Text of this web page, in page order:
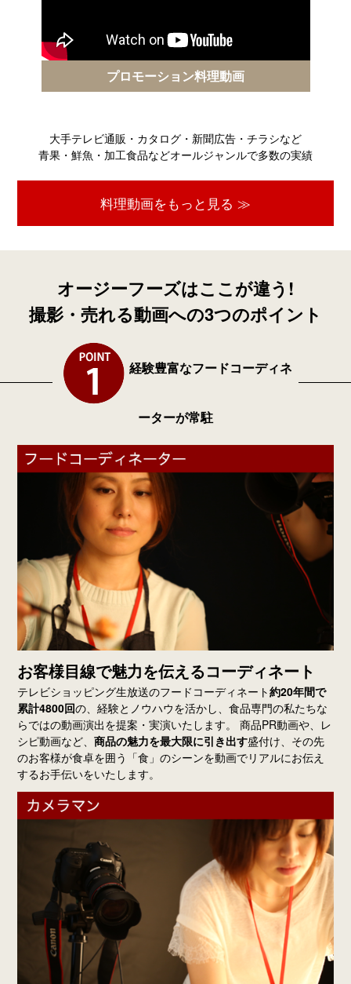
プロモーション料理動画
大手テレビ通販・カタログ・新聞広告・チラシなど
青果・鮮魚・加工食品などオールジャンルで多数の実績
料理動画をもっと見る ≫
オージーフーズはここが違う!
撮影・売れる動画への3つのポイント
経験豊富なフードコーディネ
ーターが常駐
お客様目線で魅力を伝えるコーディネート
テレビショッピング生放送のフードコーディネート約20年間で
累計4800回の、経験とノウハウを活かし、食品専門の私たちな
らではの動画演出を提案・実演いたします。 商品PR動画や、レ
シピ動画など、商品の魅力を最大限に引き出す盛付け、その先
のお客様が食卓を囲う「食」のシーンを動画でリアルにお伝え
するお手伝いをいたします。